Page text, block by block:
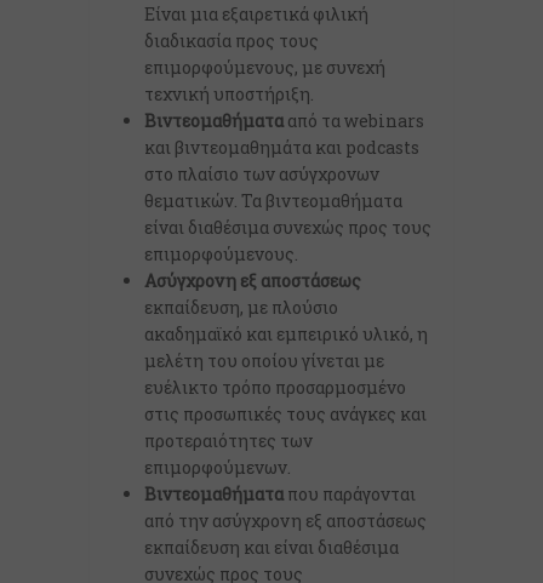
Είναι μια εξαιρετικά φιλική
διαδικασία προς τους
επιμορφούμενους, με συνεχή
τεχνική υποστήριξη.
Βιντεομαθήματα από τα webinars
και βιντεομαθημάτα και podcasts
στο πλαίσιο των ασύγχρονων
θεματικών. Τα βιντεομαθήματα
είναι διαθέσιμα συνεχώς προς τους
επιμορφούμενους.
Ασύγχρονη εξ αποστάσεως
εκπαίδευση, με πλούσιο
ακαδημαϊκό και εμπειρικό υλικό, η
μελέτη του οποίου γίνεται με
ευέλικτο τρόπο προσαρμοσμένο
στις προσωπικές τους ανάγκες και
προτεραιότητες των
επιμορφούμενων.
Βιντεομαθήματα που παράγονται
από την ασύγχρονη εξ αποστάσεως
εκπαίδευση και είναι διαθέσιμα
συνεχώς προς τους